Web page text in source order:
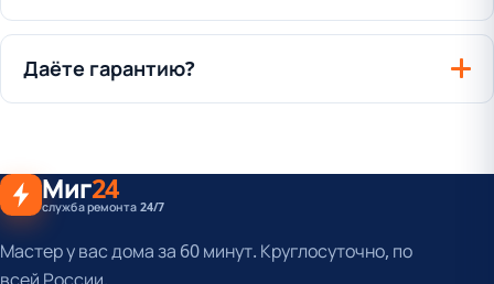
Даёте гарантию?
Миг24
служба ремонта 24/7
Мастер у вас дома за 60 минут. Круглосуточно, по
всей России.